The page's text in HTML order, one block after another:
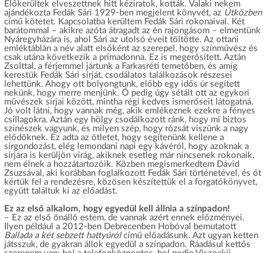
Előkerültek elveszettnek hitt kéziratok, kották. Valaki nekem
ajándékozta Fedák Sári 1929-ben megjelent könyvét, az Útközben
című kötetet. Kapcsolatba kerültem Fedák Sári rokonaival. Két
barátommal – akikre azóta átragadt az én rajongásom – elmentünk
Nyáregyházára is, ahol Sári az utolsó éveit töltötte. Az ottani
emléktáblán a név alatt elsőként az szerepel, hogy színművész és
csak utána következik a primadonna. Ez is megerősített. Aztán
Zsolttal, a férjemmel jártunk a Farkasréti temetőben, és amíg
kerestük Fedák Sári sírját, csodálatos találkozások részesei
lehettünk. Ahogy ott bolyongtunk, előbb egy idős úr segített
nekünk, hogy merre menjünk. Ő pedig úgy sétált ott az egykori
művészek sírjai között, mintha régi kedves ismerőseit látogatná.
Jó volt látni, hogy vannak még, akik emlékeznek ezekre a fényes
csillagokra. Aztán egy hölgy csodálkozott ránk, hogy mi biztos
színészek vagyunk, és milyen szép, hogy rózsát viszünk a nagy
elődöknek. Ez adta az ötletet, hogy segítenünk kellene a
sírgondozást, elég lemondani napi egy kávéról, hogy azoknak a
sírjára is kerüljön virág, akiknek esetleg már nincsenek rokonaik,
nem élnek a hozzátartozóik. Közben megismerkedtem Dávid
Zsuzsával, aki korábban foglalkozott Fedák Sári történetével, és őt
kértük fel a rendezésre, közösen készítettük el a forgatókönyvet,
együtt találtuk ki az előadást.
Ez az első alkalom, hogy egyedül kell állnia a színpadon!
– Ez az első önálló estem, de vannak azért ennek előzményei.
Ilyen például a 2012-ben Debrecenben Hobóval bemutatott
Ballada a két sebzett hattyúrólcímű előadásunk. Azt ugyan ketten
játsszuk, de gyakran állok egyedül a színpadon. Ráadásul kettős